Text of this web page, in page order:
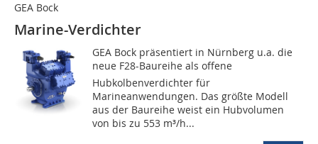
GEA Bock
Marine-Verdichter
GEA Bock präsentiert in Nürnberg u.a. die
neue F28-Baureihe als offene
Hubkolbenverdichter für
Marineanwendungen. Das größte Modell
aus der Baureihe weist ein Hubvolumen
von bis zu 553 m³/h...